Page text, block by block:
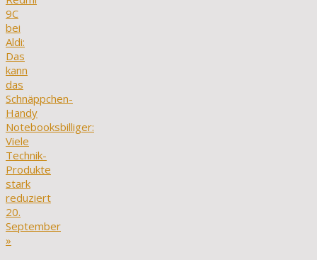
9C
bei
Aldi:
Das
kann
das
Schnäppchen-
Handy
Notebooksbilliger:
Viele
Technik-
Produkte
stark
reduziert
20.
September
»